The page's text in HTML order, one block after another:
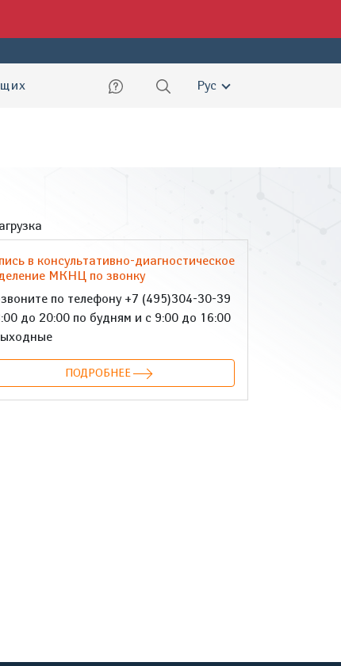
Русский
в консультативно-диагностическое
МКНЦ по звонку
по телефону +7 (495)304-30-39
до 20:00 по будням и с 9:00 до 16:00
ПОДРОБНЕЕ